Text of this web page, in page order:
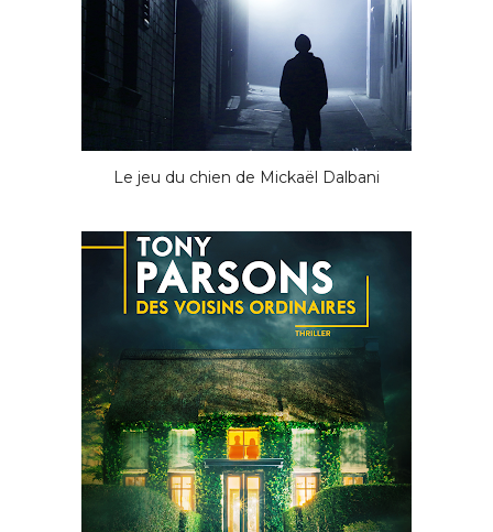
Le jeu du chien de Mickaël Dalbani